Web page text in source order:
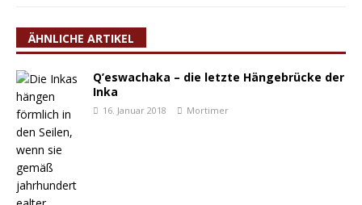
ÄHNLICHE ARTIKEL
Q’eswachaka – die letzte Hängebrücke der
Inka
16. Januar 2018 Mortimer